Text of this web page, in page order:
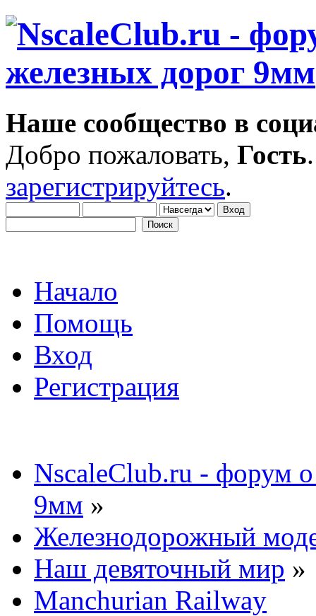
Наше сообщество в
Добро пожаловать, Гость
зарегистрируйтесь.
Начало
Помощь
Вход
Регистрация
NscaleClub.ru - форум
9мм »
Железнодорожный
Наш девяточный мир »
Manchurian Railway